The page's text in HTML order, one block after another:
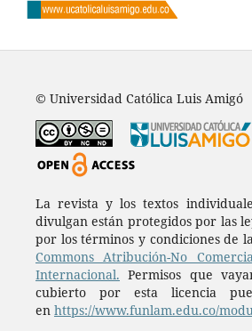
© Universidad Católica Luis Amigó
La revista y los textos
divulgan están protegidos por las
por los términos y condiciones de
Commons Atribución-No
Internacional. Permisos que
cubierto por esta licencia
en https://www.funlam.edu.co/